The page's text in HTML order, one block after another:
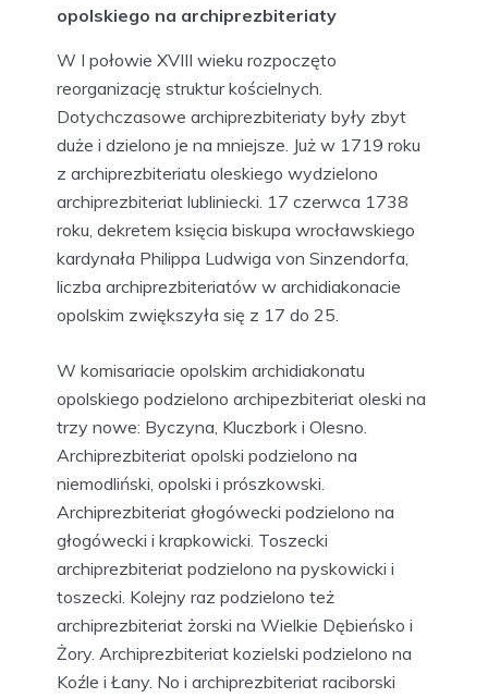
opolskiego na archiprezbiteriaty
W I połowie XVIII wieku rozpoczęto
reorganizację struktur kościelnych.
Dotychczasowe archiprezbiteriaty były zbyt
duże i dzielono je na mniejsze. Już w 1719 roku
z archiprezbiteriatu oleskiego wydzielono
archiprezbiteriat lubliniecki. 17 czerwca 1738
roku, dekretem księcia biskupa wrocławskiego
kardynała Philippa Ludwiga von Sinzendorfa,
liczba archiprezbiteriatów w archidiakonacie
opolskim zwiększyła się z 17 do 25.
W komisariacie opolskim archidiakonatu
opolskiego podzielono archipezbiteriat oleski na
trzy nowe: Byczyna, Kluczbork i Olesno.
Archiprezbiteriat opolski podzielono na
niemodliński, opolski i prószkowski.
Archiprezbiteriat głogówecki podzielono na
głogówecki i krapkowicki. Toszecki
archiprezbiteriat podzielono na pyskowicki i
toszecki. Kolejny raz podzielono też
archiprezbiteriat żorski na Wielkie Dębieńsko i
Żory. Archiprezbiteriat kozielski podzielono na
Koźle i Łany. No i archiprezbiteriat raciborski